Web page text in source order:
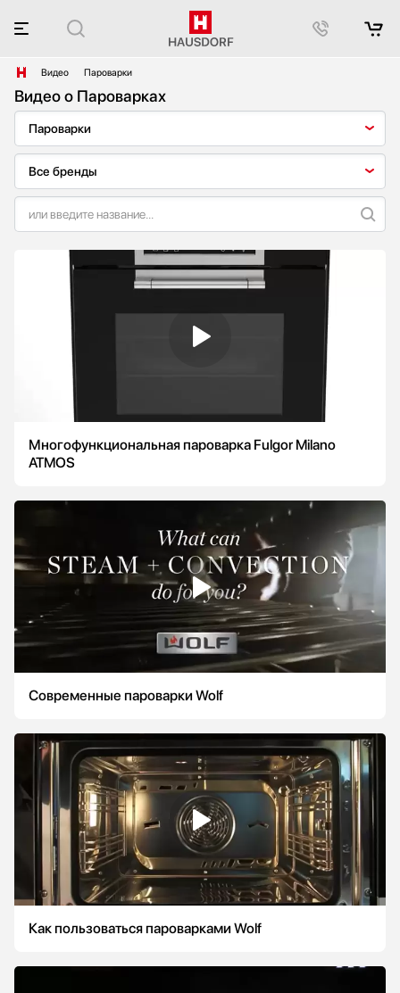
Видео Пароварки
Видео о Пароварках
Многофункциональная пароварка Fulgor Milano
ATMOS
Современные пароварки Wolf
Как пользоваться пароварками Wolf